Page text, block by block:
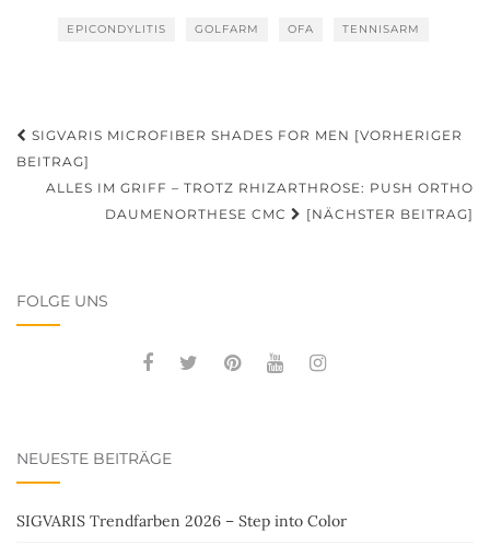
EPICONDYLITIS GOLFARM OFA TENNISARM
Beitragsnavigation
SIGVARIS MICROFIBER SHADES FOR MEN [VORHERIGER
BEITRAG]
ALLES IM GRIFF – TROTZ RHIZARTHROSE: PUSH ORTHO
DAUMENORTHESE CMC
[NÄCHSTER BEITRAG]
FOLGE UNS
NEUESTE BEITRÄGE
SIGVARIS Trendfarben 2026 – Step into Color